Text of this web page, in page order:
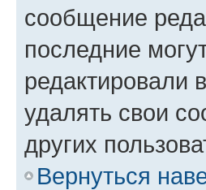
сообщение
последние
редактировали
удалять свои
других
Вернуться